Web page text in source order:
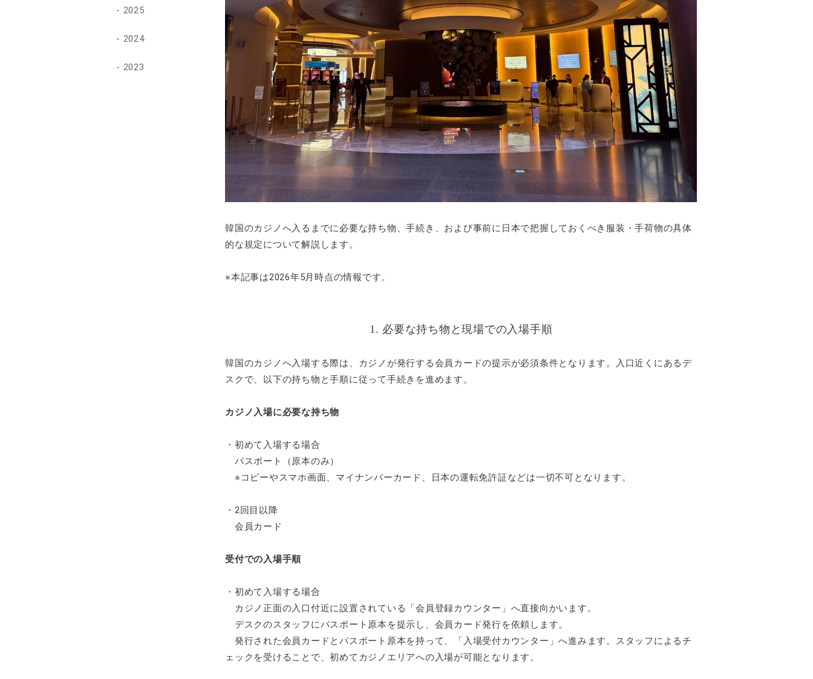
韓国のカジノへ入るまでに必要な持ち物、手続き、および事前に日本で把握しておくべき服装・手荷物の具体
的な規定について解説します。
※本記事は2026年5月時点の情報です。
1. 必要な持ち物と現場での入場手順
韓国のカジノへ入場する際は、カジノが発行する会員カードの提示が必須条件となります。入口近くにあるデ
スクで、以下の持ち物と手順に従って手続きを進めます。
カジノ入場に必要な持ち物
・初めて入場する場合
パスポート（原本のみ）
※コピーやスマホ画面、マイナンバーカード、日本の運転免許証などは一切不可となります。
・2回目以降
会員カード
受付での入場手順
・初めて入場する場合
カジノ正面の入口付近に設置されている「会員登録カウンター」へ直接向かいます。
デスクのスタッフにパスポート原本を提示し、会員カード発行を依頼します。
発行された会員カードとパスポート原本を持って、「入場受付カウンター」へ進みます。スタッフによるチ
ェックを受けることで、初めてカジノエリアへの入場が可能となります。
2025
2024
2023